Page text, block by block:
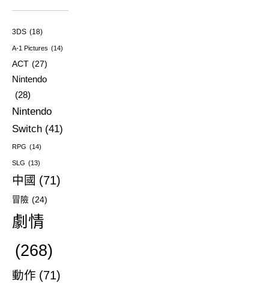
3DS (18)
A-1 Pictures (14)
ACT (27)
Nintendo
(28)
Nintendo
Switch (41)
RPG (14)
SLG (13)
中國 (71)
冒險 (24)
劇情
(268)
動作 (71)